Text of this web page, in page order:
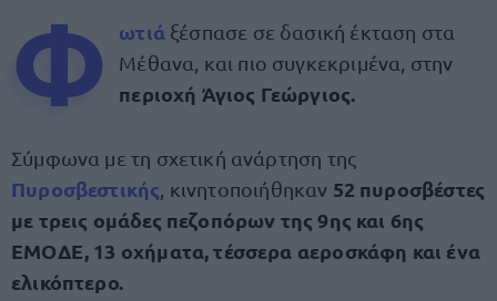
Φ ωτιά ξέσπασε σε δασική έκταση στα
Μέθανα, και πιο συγκεκριμένα, στην
περιοχή Άγιος Γεώργιος.
Σύμφωνα με τη σχετική ανάρτηση της
Πυροσβεστικής , κινητοποιήθηκαν 52 πυροσβέστες
με τρεις ομάδες πεζοπόρων της 9ης και 6ης
ΕΜΟΔΕ, 13 οχήματα, τέσσερα αεροσκάφη και ένα
ελικόπτερο.